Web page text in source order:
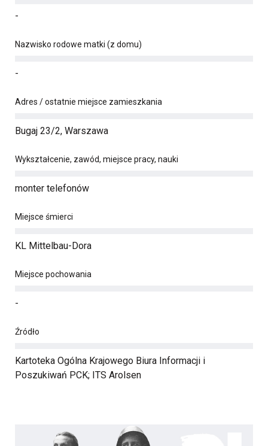
-
Nazwisko rodowe matki (z domu)
-
Adres / ostatnie miejsce zamieszkania
Bugaj 23/2, Warszawa
Wykształcenie, zawód, miejsce pracy, nauki
monter telefonów
Miejsce śmierci
KL Mittelbau-Dora
Miejsce pochowania
-
Źródło
Kartoteka Ogólna Krajowego Biura Informacji i
Poszukiwań PCK; ITS Arolsen